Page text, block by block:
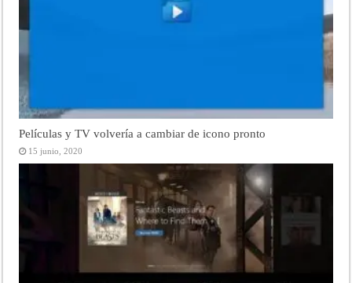
Películas y TV volvería a cambiar de icono pronto
15 junio, 2020